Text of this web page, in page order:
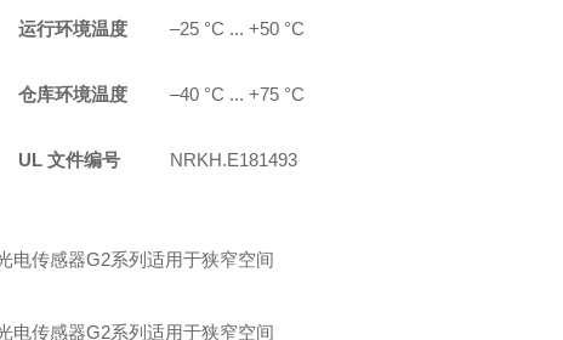
运行环境温度 –25 °C ... +50 °C
仓库环境温度 –40 °C ... +75 °C
UL 文件编号 NRKH.E181493